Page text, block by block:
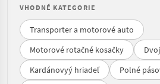
VHODNÉ KATEGORIE
Transporter a motorové auto
Motorové rotačné kosačky
Kardánovyý hriadeľ
Polné